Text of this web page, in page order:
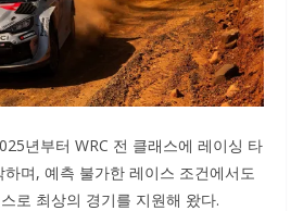
년부터 WRC 전 클래스에 레이싱 타
며, 예측 불가한 레이스 조건에서도
로 최상의 경기를 지원해 왔다.